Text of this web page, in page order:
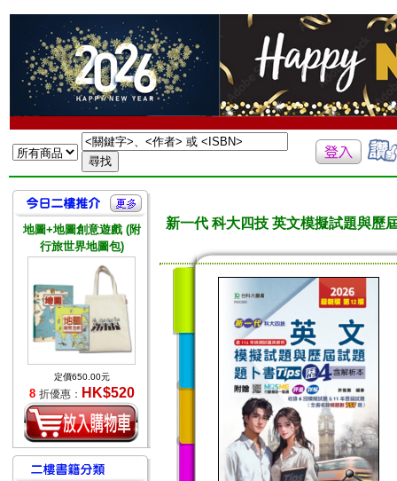
地圖+地圖創意遊戲 (附
行旅世界地圖包)
定價650.00元
8 折優惠： HK$520
新一代 科大四技 英文模擬試題與歷